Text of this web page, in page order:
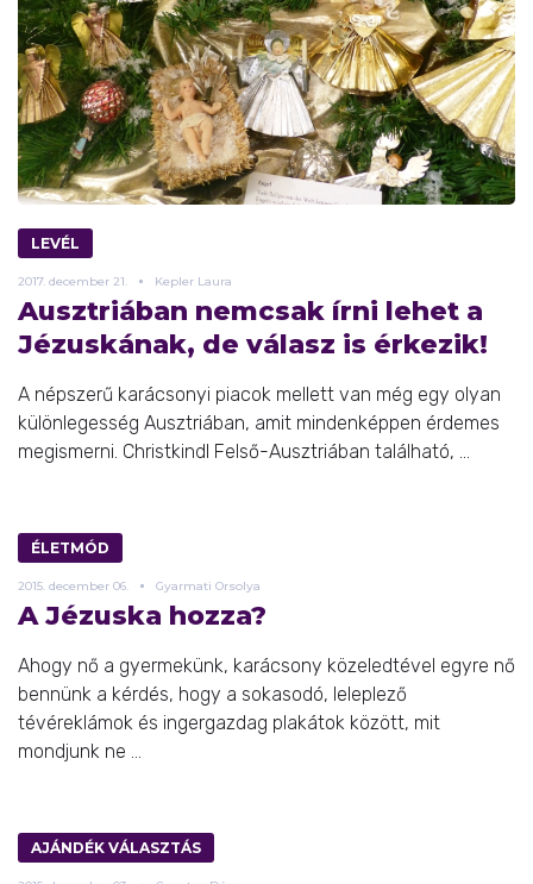
LEVÉL
2017. december 21. Kepler Laura
Ausztriában nemcsak írni lehet a
Jézuskának, de válasz is érkezik!
A népszerű karácsonyi piacok mellett van még egy olyan
különlegesség Ausztriában, amit mindenképpen érdemes
megismerni. Christkindl Felső-Ausztriában található, ...
ÉLETMÓD
2015. december 06. Gyarmati Orsolya
A Jézuska hozza?
Ahogy nő a gyermekünk, karácsony közeledtével egyre nő
bennünk a kérdés, hogy a sokasodó, leleplező
tévéreklámok és ingergazdag plakátok között, mit
mondjunk ne ...
AJÁNDÉK VÁLASZTÁS